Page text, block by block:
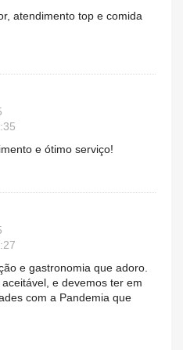
atendimento top e comida
e ótimo serviço!
e gastronomia que adoro.
e devemos ter em
com a Pandemia que